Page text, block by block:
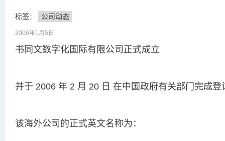
标签： 公司动态
2006年1月5日
书同文数字化国际有限公司正式成立
并于 2006 年 2 月 20 日 在中国政府有关部门完成登
该海外公司的正式英文名称为：